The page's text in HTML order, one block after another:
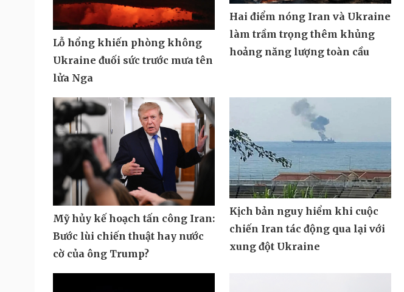
Lỗ hổng khiến phòng không
Ukraine đuối sức trước mưa tên
lửa Nga
Hai điểm nóng Iran và Ukraine
làm trầm trọng thêm khủng
hoảng năng lượng toàn cầu
Mỹ hủy kế hoạch tấn công Iran:
Bước lùi chiến thuật hay nước
cờ của ông Trump?
Kịch bản nguy hiểm khi cuộc
chiến Iran tác động qua lại với
xung đột Ukraine